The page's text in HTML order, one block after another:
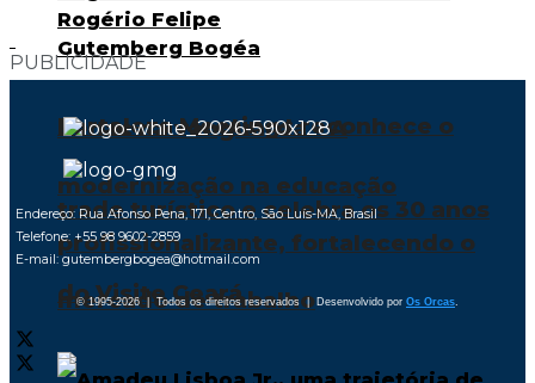
Senac na vanguarda – A
modernização na educação
profissionalizante, fortalecendo o
mercado de trabalho
Fortaleza Meetings reconhece o
trade turístico e celebra os 30 anos
do Visite Ceará
PUBLICIDADE
Endereço: Rua Afonso Pena, 171, Centro, São Luís-MA, Brasil
Telefone: +55 98 9602-2859
E-mail: gutembergbogea@hotmail.com
© 1995-2026 | Todos os direitos reservados | Desenvolvido por Os Orcas